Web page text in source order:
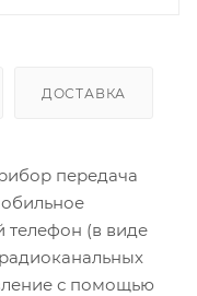
ДОСТАВКА
передача
телефон (в виде
с помощью